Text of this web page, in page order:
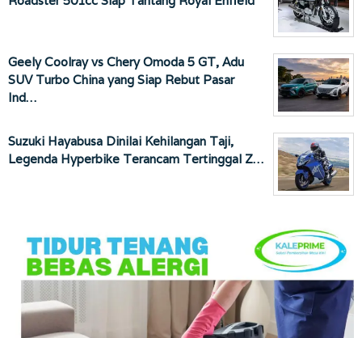
Geely Coolray vs Chery Omoda 5 GT, Adu
SUV Turbo China yang Siap Rebut Pasar
Ind…
Suzuki Hayabusa Dinilai Kehilangan Taji,
Legenda Hyperbike Terancam Tertinggal Z…